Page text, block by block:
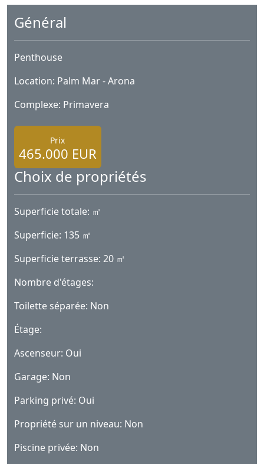
Général
Penthouse
Location: Palm Mar - Arona
Complexe: Primavera
Prix
465.000 EUR
Choix de propriétés
Superficie totale: ㎡
Superficie: 135 ㎡
Superficie terrasse: 20 ㎡
Nombre d'étages:
Toilette séparée: Non
Étage:
Ascenseur: Oui
Garage: Non
Parking privé: Oui
Propriété sur un niveau: Non
Piscine privée: Non